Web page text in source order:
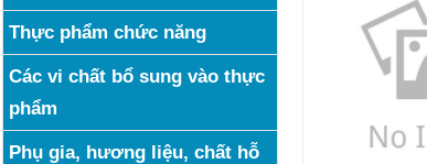
Thực phẩm chức năng
Các vi chất bổ sung vào thực
phẩm
Phụ gia, hương liệu, chất hỗ